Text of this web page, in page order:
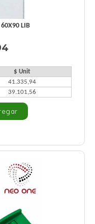
LIB
$ Unit
41.335,94
39.101,56